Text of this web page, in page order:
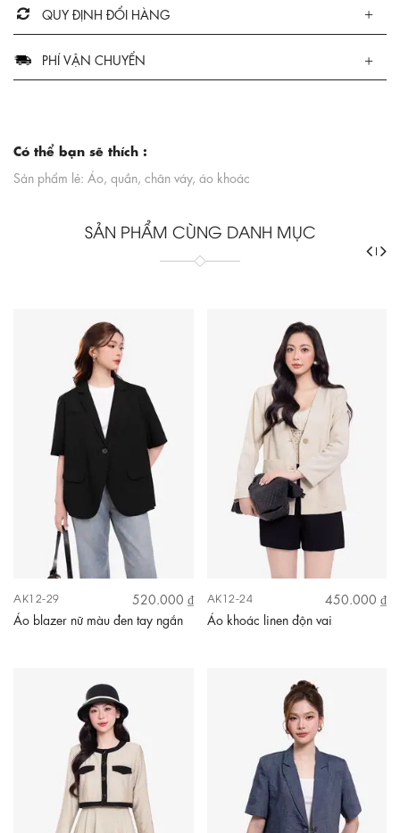
QUY ĐỊNH ĐỔI HÀNG
PHÍ VẬN CHUYỂN
Có thể bạn sẽ thích :
Sản phẩm lẻ: Áo, quần, chân váy, áo khoác
SẢN PHẨM CÙNG DANH MỤC
AK12-29
520.000 ₫
Áo blazer nữ màu đen tay ngắn
AK12-24
450.000 ₫
Áo khoác linen độn vai